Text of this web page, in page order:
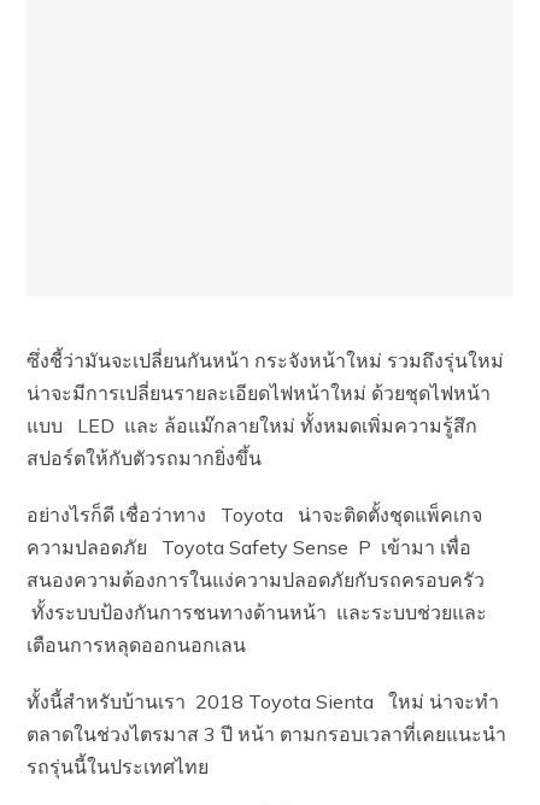
ซึ่งชี้ว่ามันจะเปลี่ยนกันหน้า กระจังหน้าใหม่ รวมถึงรุ่นใหม่
น่าจะมีการเปลี่ยนรายละเอียดไฟหน้าใหม่ ด้วยชุดไฟหน้า
แบบ LED และ ล้อแม๊กลายใหม่ ทั้งหมดเพิ่มความรู้สึก
สปอร์ตให้กับตัวรถมากยิ่งขึ้น
อย่างไรก็ดี เชื่อว่าทาง Toyota น่าจะติดตั้งชุดแพ็คเกจ
ความปลอดภัย Toyota Safety Sense P เข้ามา เพื่อ
สนองความต้องการในแง่ความปลอดภัยกับรถครอบครัว
ทั้งระบบป้องกันการชนทางด้านหน้า และระบบช่วยและ
เตือนการหลุดออกนอกเลน
ทั้งนี้สำหรับบ้านเรา 2018 Toyota Sienta ใหม่ น่าจะทำ
ตลาดในช่วงไตรมาส 3 ปี หน้า ตามกรอบเวลาที่เคยแนะนำ
รถรุ่นนี้ในประเทศไทย